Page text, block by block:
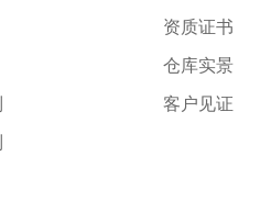
资质证书
仓库实景
客户见证